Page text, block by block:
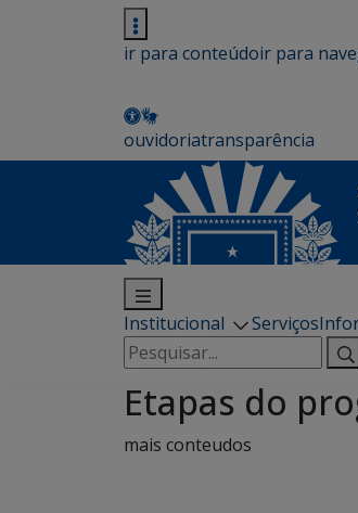
ir para conteúdoir para
ouvidoriatransparência
Institucional Serviços
Pesquisar
por:
Etapas do
mais conteudos